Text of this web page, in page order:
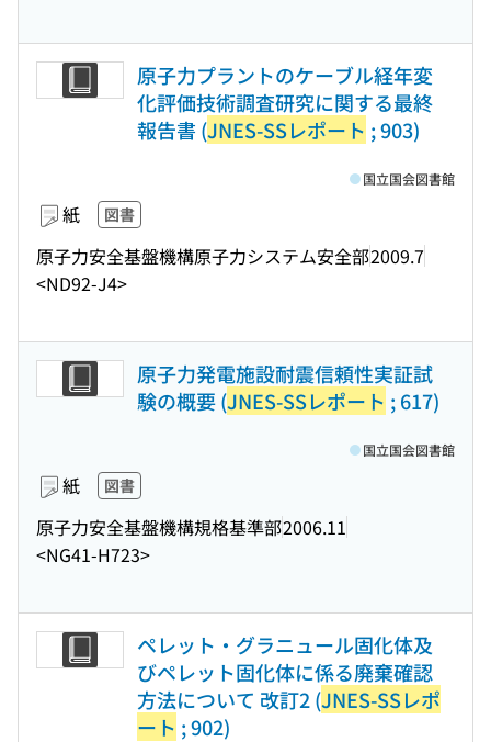
原子力プラントのケーブル経年変
化評価技術調査研究に関する最終
報告書 (JNES-SSレポート ; 903)
紙 図書
原子力安全基盤機構原子力システム安全部2009.7
<ND92-J4>
国立国会図書館
原子力発電施設耐震信頼性実証試
験の概要 (JNES-SSレポート ; 617)
紙 図書
原子力安全基盤機構規格基準部2006.11
<NG41-H723>
国立国会図書館
ペレット・グラニュール固化体及
びペレット固化体に係る廃棄確認
方法について 改訂2 (JNES-SSレポ
ート ; 902)